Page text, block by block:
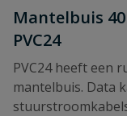
Mantelbuis
PVC24
PVC24 heeft een
mantelbuis. Data